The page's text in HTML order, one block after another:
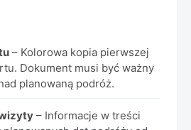
– Kolorowa kopia pierwszej
Dokument musi być ważny
planowaną podróż.
– Informacje w treści